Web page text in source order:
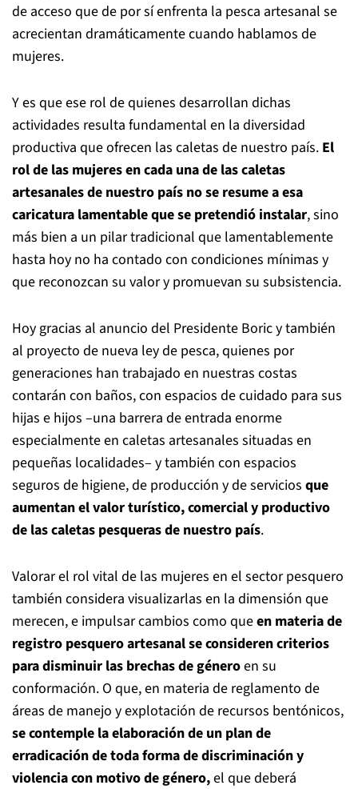
de acceso que de por sí enfrenta la pesca artesanal se
acrecientan dramáticamente cuando hablamos de
mujeres.
Y es que ese rol de quienes desarrollan dichas
actividades resulta fundamental en la diversidad
productiva que ofrecen las caletas de nuestro país. El
rol de las mujeres en cada una de las caletas
artesanales de nuestro país no se resume a esa
caricatura lamentable que se pretendió instalar, sino
más bien a un pilar tradicional que lamentablemente
hasta hoy no ha contado con condiciones mínimas y
que reconozcan su valor y promuevan su subsistencia.
Hoy gracias al anuncio del Presidente Boric y también
al proyecto de nueva ley de pesca, quienes por
generaciones han trabajado en nuestras costas
contarán con baños, con espacios de cuidado para sus
hijas e hijos –una barrera de entrada enorme
especialmente en caletas artesanales situadas en
pequeñas localidades– y también con espacios
seguros de higiene, de producción y de servicios que
aumentan el valor turístico, comercial y productivo
de las caletas pesqueras de nuestro país.
Valorar el rol vital de las mujeres en el sector pesquero
también considera visualizarlas en la dimensión que
merecen, e impulsar cambios como queen materia de
registro pesquero artesanal se consideren criterios
para disminuir las brechas de géneroen su
conformación. O que, en materia de reglamento de
áreas de manejo y explotación de recursos bentónicos,
se contemple la elaboración de un plan de
erradicación de toda forma de discriminación y
violencia con motivo de género,el que deberá